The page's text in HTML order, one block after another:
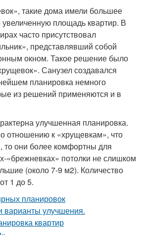
такие дома имели большее
увеличенную площадь квартир. В
часто присутствовал
представлявший собой
окном. Такое решение было
Санузел создавался
планировка немного
из решений применяются и в
улучшенная планировка.
отношению к «хрущевкам», что
то они более комфортны для
«брежневках» потолки не слишком
(около 7-9 м2). Количество
1 до 5.